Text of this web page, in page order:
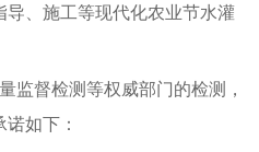
导、施工等现代化农业节水灌
督检测等权威部门的检测，
如下：